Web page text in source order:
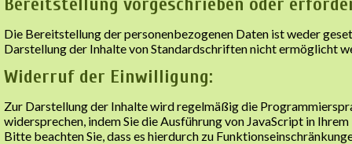
Bereitstellung vorgeschrieben oder
Die Bereitstellung der personenbezogenen Daten ist weder
Darstellung der Inhalte von Standardschriften nicht ermöglicht
Widerruf der Einwilligung:
Zur Darstellung der Inhalte wird regelmäßig die
widersprechen, indem Sie die Ausführung von JavaScript in
Bitte beachten Sie, dass es hierdurch zu